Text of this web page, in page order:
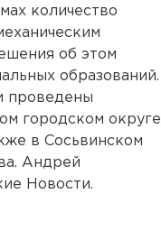
количество
об этом
образований.
проведены
городском округе
в Сосьвинском
Андрей
Новости.